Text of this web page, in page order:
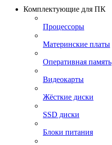
Комплектующие для ПК
Процессоры
Материнские платы
Оперативная память
Видеокарты
Жёсткие диски
SSD диски
Блоки питания